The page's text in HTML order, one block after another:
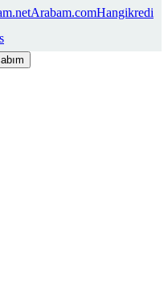
Arabam.comHangikredi